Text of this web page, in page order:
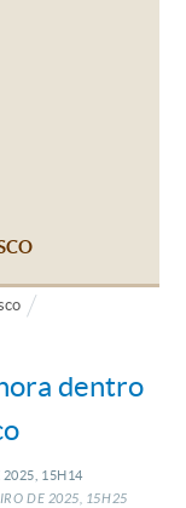
dentro
2025, 15H14
DE 2025, 15H25